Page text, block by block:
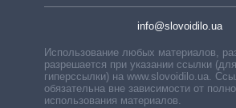
info@slovoidilo.ua
Использование любых материалов,
разрешается при указании ссылки
гиперссылки) на www.slovoidilo.ua.
обязательна вне зависимости от
использования материалов.